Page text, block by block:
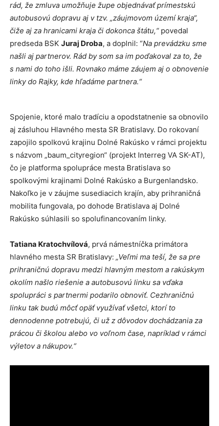
rád, že zmluva umožňuje župe objednávať prímestskú
autobusovú dopravu aj v tzv. „záujmovom území kraja“,
čiže aj za hranicami kraja či dokonca štátu,“povedal
predseda BSK Juraj Droba, a doplnil: “Na prevádzku sme
našli aj partnerov. Rád by som sa im poďakoval za to, že
s nami do toho išli. Rovnako máme záujem aj o obnovenie
linky do Rajky, kde hľadáme partnera.“
Spojenie, ktoré malo tradíciu a opodstatnenie sa obnovilo
aj zásluhou Hlavného mesta SR Bratislavy. Do rokovaní
zapojilo spolkovú krajinu Dolné Rakúsko v rámci projektu
s názvom „baum_cityregion“ (projekt Interreg VA SK-AT),
čo je platforma spolupráce mesta Bratislava so
spolkovými krajinami Dolné Rakúsko a Burgenlandsko.
Nakoľko je v záujme susediacich krajín, aby prihraničná
mobilita fungovala, po dohode Bratislava aj Dolné
Rakúsko súhlasili so spolufinancovaním linky.
Tatiana Kratochvílová, prvá námestníčka primátora
hlavného mesta SR Bratislavy: „Veľmi ma teší, že sa pre
prihraničnú dopravu medzi hlavným mestom a rakúskym
okolím našlo riešenie a autobusovú linku sa vďaka
spolupráci s partnermi podarilo obnoviť. Cezhraničnú
linku tak budú môcť opäť využívať všetci, ktorí to
dennodenne potrebujú, či už z dôvodov dochádzania za
prácou či školou alebo vo voľnom čase, napríklad v rámci
výletov a nákupov.“